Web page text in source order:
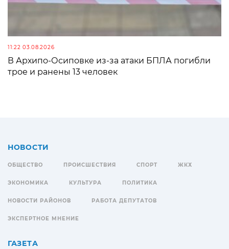
11:22 03.08.2026
В Архипо-Осиповке из-за атаки БПЛА погибли
трое и ранены 13 человек
НОВОСТИ
ОБЩЕСТВО ПРОИСШЕСТВИЯ СПОРТ ЖКХ
ЭКОНОМИКА КУЛЬТУРА ПОЛИТИКА
НОВОСТИ РАЙОНОВ РАБОТА ДЕПУТАТОВ
ЭКСПЕРТНОЕ МНЕНИЕ
ГАЗЕТА